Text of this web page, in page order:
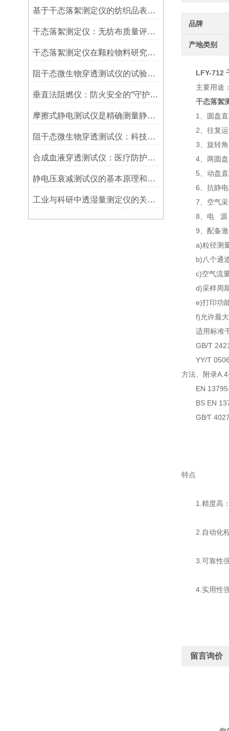
品牌
产地类别
LFY-712
主要用途
干态落絮
1、圆盘直
2、往复运
3、旋转角
4、两圆盘
5、动盘直
6、抗静电
7、空气采
8、电 源
9、配备激
a)粒径测量
b)八个通道
c)空气流量
d)采样周期
e)打印功能
f)允许最大
适用标准干
GB/T
YY/T
方法、附录
EN 13795-
BS EN
GB∕T
特点
1.精度高：
2.自动化程
3.可靠性强
4.实用性强
留言询价
基于干态落絮测定仪的纺织品表面性能评估方法研究
干态落絮测定仪：无纺布质量评估的关键工具
干态落絮测定仪在颗粒物料研究中的作用
阻干态微生物穿透测试仪的试验步骤
垂直法阻燃仪：防火安全的“守护者”
摩擦式静电测试仪是精确测量静电电荷的得力工具
阻干态微生物穿透测试仪：科技守护无菌环境
合成血液穿透测试仪：医疗防护装备性能检测的关键设备
静电压衰减测试仪的基本原理和使用方法
工业与科研中透湿量测定仪的关键应用